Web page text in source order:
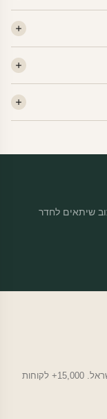
שיתאים לחדר
טפטים, מדבקות קיר וציפויי זכוכית. ייצור במפעל בישראל. 15,000+ לקוחות